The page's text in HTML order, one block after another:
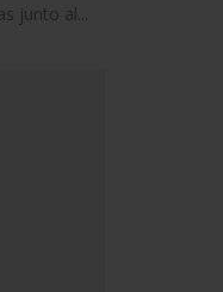
junto al...